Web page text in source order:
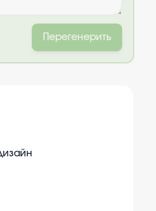
Перегенерить